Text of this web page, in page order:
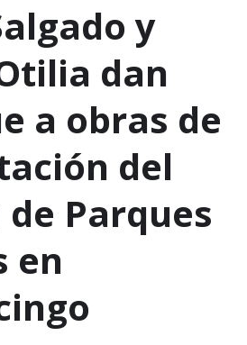
y
dan
a obras de
del
Parques
en